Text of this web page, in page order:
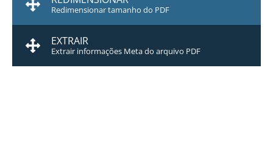
Redimensionar tamanho do PDF
EXTRAIR
Extrair informações Meta do arquivo PDF